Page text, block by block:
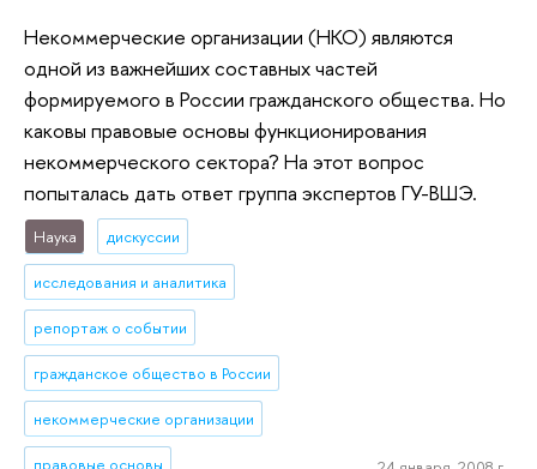
Некоммерческие организации (НКО) являются
одной из важнейших составных частей
формируемого в России гражданского общества. Но
каковы правовые основы функционирования
некоммерческого сектора? На этот вопрос
попыталась дать ответ группа экспертов ГУ-ВШЭ.
Наука дискуссии
исследования и аналитика
репортаж о событии
гражданское общество в России
некоммерческие организации
правовые основы